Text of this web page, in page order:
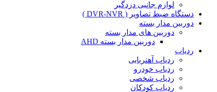
لوازم جانبی دزدگیر
دستگاه ضبط تصاویر ( DVR-NVR )
دوربین مدار بسته
دوربین های مدار بسته
دوربین مدار بسته AHD
ردیاب
ردیاب آهنربایی
ردیاب خودرو
ردیاب شخصی
ردیاب کودکان